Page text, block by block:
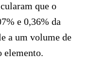
que o
e 0,36% da
a um volume de
elemento.